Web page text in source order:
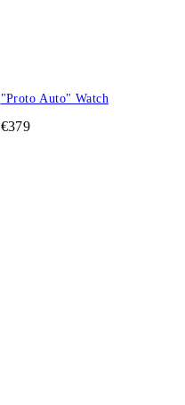
"Proto Auto" Watch
€379